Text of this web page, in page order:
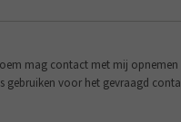
mag contact met mij opnemen
gebruiken voor het gevraagd